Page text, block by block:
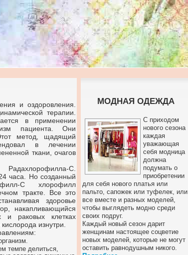
и оздоровления.
терапии.
в применении
пациента. Они
метод, щадящий
в лечении
ткани, очагов
Радахлорофилла-С.
часа. Но созданный
Схлорофилл
тракте. Все это
здоровье
накапливающийся
и раковых клетках
изнутри.
темпе делиться,
МОДНАЯ ОДЕЖДА
С приходом
нового сезона
каждая
уважающая
себя модница
должна
подумать о
приобретении
для себя нового платья или
пальто, сапожек или туфелек, или
все вместе и разных моделей,
чтобы выглядеть модно среди
своих подруг.
Каждый новый сезон дарит
женщинам настоящее соцветие
новых моделей, которые не могут
оставить равнодушным никого.